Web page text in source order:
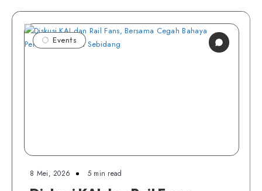
Events
8 Mei, 2026 5 min read